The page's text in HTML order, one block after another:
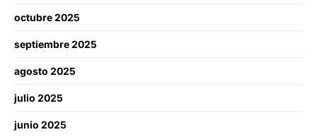
octubre 2025
septiembre 2025
agosto 2025
julio 2025
junio 2025